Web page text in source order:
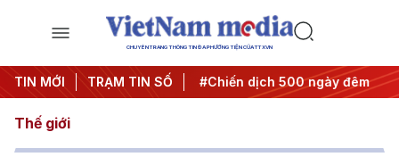
CHUYÊN TRANG THÔNG TIN ĐA PHƯƠNG TIỆN CỦA TTXVN
TIN MỚI TRẠM TIN SỐ
quyết thành hành động #Chiến dịch 500 ngày đêm
Thế giới